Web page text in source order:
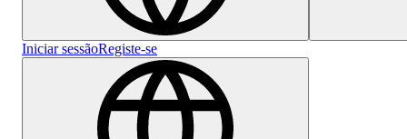
Iniciar sessãoRegiste-se